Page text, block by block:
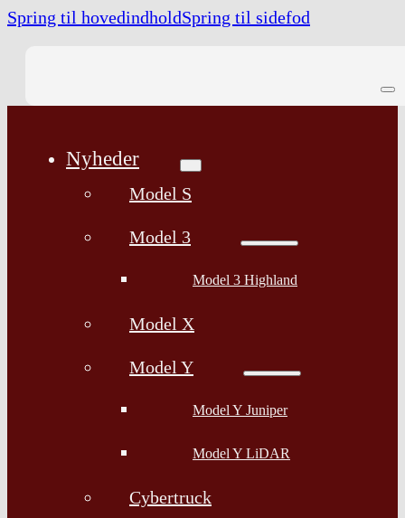
Spring til hovedindholdSpring til sidefod
Nyheder
Model S
Model 3
Model 3 Highland
Model X
Model Y
Model Y Juniper
Model Y LiDAR
Cybertruck